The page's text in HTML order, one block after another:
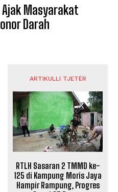
Masyarakat
Darah
ARTIKULLI TJETËR
RTLH Sasaran 2 TMMD ke-
125 di Kampung Moris Jaya
Hampir Rampung, Progres